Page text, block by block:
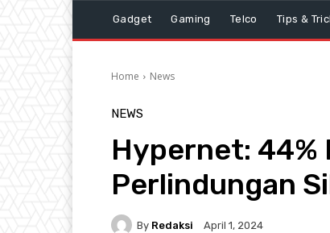
Gadget Gaming Telco Tips &
Home News
NEWS
Hypernet: 44%
Perlindungan
By Redaksi April 1, 2024